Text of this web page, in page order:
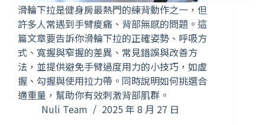
滑輪下拉是健身房最熱門的練背動作之一，但
許多人常遇到手臂痠痛、背部無感的問題。這
篇文章要告訴你滑輪下拉的正確姿勢、呼吸方
式、寬握與窄握的差異、常見錯誤與改善方
法，並提供避免手臂過度用力的小技巧，如虛
握、勾握與使用拉力帶。同時說明如何挑選合
適重量，幫助你有效刺激背部肌群。
Nuli Team
2025 年 8 月 27 日